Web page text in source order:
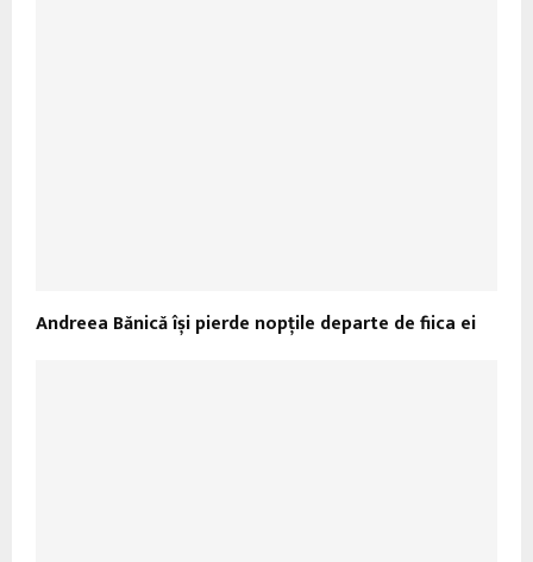
Andreea Bănică își pierde nopțile departe de fiica ei